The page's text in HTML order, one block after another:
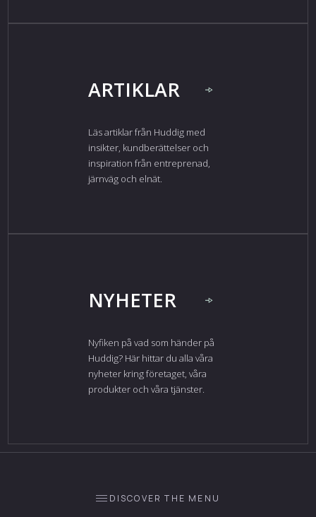
ARTIKLAR
Läs artiklar från Huddig med
insikter, kundberättelser och
inspiration från entreprenad,
järnväg och elnät.
NYHETER
Nyfiken på vad som händer på
Huddig? Här hittar du alla våra
nyheter kring företaget, våra
produkter och våra tjänster.
DISCOVER THE MENU